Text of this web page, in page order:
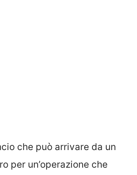
che può arrivare da un
per un’operazione che